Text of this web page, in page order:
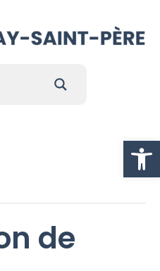
Ouvrir
de